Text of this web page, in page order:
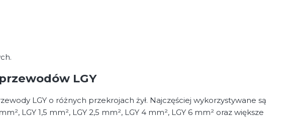
LGY
LGY o różnych przekrojach żył. Najczęściej wykorzystywane są
LGY 1,5 mm², LGY 2,5 mm², LGY 4 mm², LGY 6 mm² oraz większe